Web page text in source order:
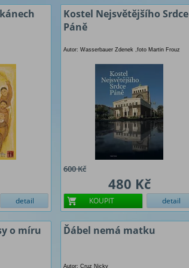
detail
Kostel Nejsvětějšího Srdce
Páně
Autor: Wasserbauer Zdenek ,foto Martin Frouz
600 Kč
480 Kč
KOUPIT detail
o míru
Ďábel nemá matku
Autor: Cruz Nicky